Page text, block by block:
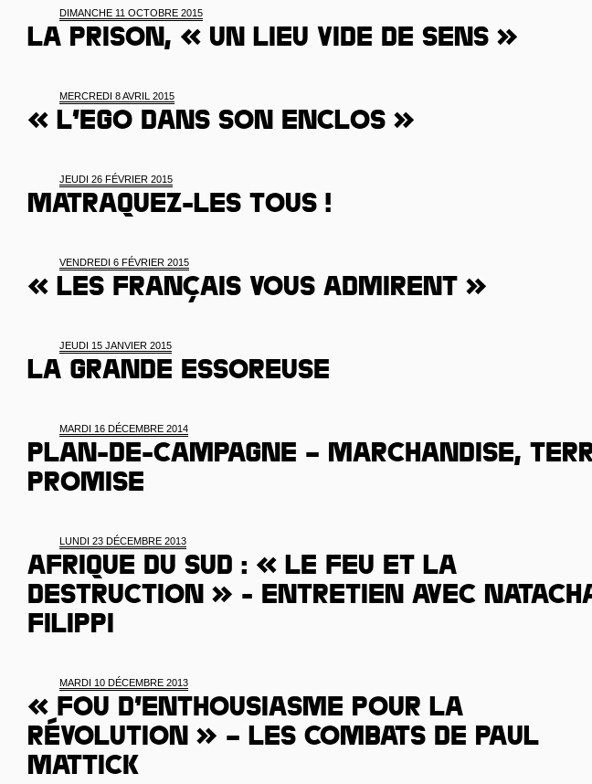
DIMANCHE 11 OCTOBRE 2015
La prison, « un lieu vide de sens »
MERCREDI 8 AVRIL 2015
« L’ego dans son enclos »
JEUDI 26 FÉVRIER 2015
Matraquez-les tous !
VENDREDI 6 FÉVRIER 2015
« Les Français vous admirent »
JEUDI 15 JANVIER 2015
La grande essoreuse
MARDI 16 DÉCEMBRE 2014
Plan-de-Campagne – Marchandise,
promise
LUNDI 23 DÉCEMBRE 2013
Afrique du Sud : « Le feu et la
destruction » - Entretien avec
Filippi
MARDI 10 DÉCEMBRE 2013
« Fou d’enthousiasme pour la
révolution » – les combats de Paul
Mattick